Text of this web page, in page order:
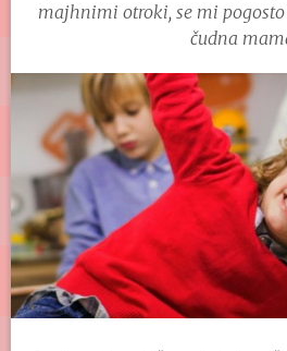
PIŠITE
CILKA
majhnimi otroki, se mi
čudna